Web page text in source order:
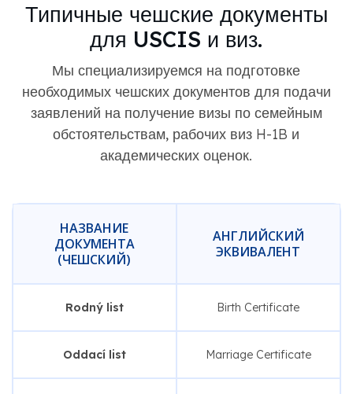
Типичные чешские документы
для USCIS и виз.
Мы специализируемся на подготовке
необходимых чешских документов для подачи
заявлений на получение визы по семейным
обстоятельствам, рабочих виз H-1B и
академических оценок.
НАЗВАНИЕ
ДОКУМЕНТА
(ЧЕШСКИЙ)
АНГЛИЙСКИЙ
ЭКВИВАЛЕНТ
Rodný list Birth Certificate
Oddací list Marriage Certificate